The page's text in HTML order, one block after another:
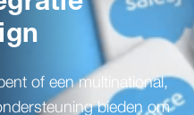
of een multinational,
bieden om